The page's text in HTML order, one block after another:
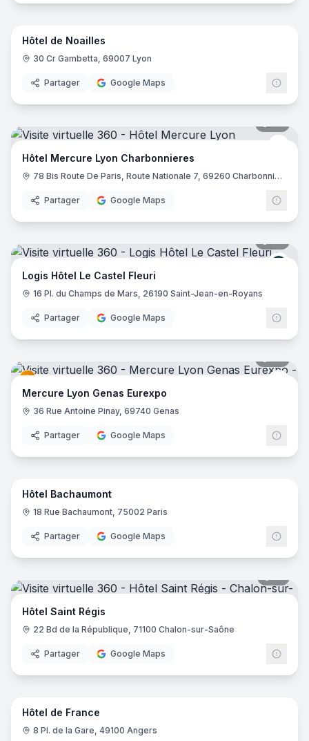
17
Hôtel de Noailles
30 Cr Gambetta, 69007 Lyon
Partager Google Maps
Hôtel Mercure Lyon Charbonnieres
78 Bis Route De Paris, Route Nationale 7, 69260 Charbonnières-les-Bains
Partager Google Maps
Logis Hôtel Le Castel Fleuri
16 Pl. du Champs de Mars, 26190 Saint-Jean-en-Royans
Partager Google Maps
Mercure Lyon Genas Eurexpo
36 Rue Antoine Pinay, 69740 Genas
Partager Google Maps
10
Hôtel Bachaumont
18 Rue Bachaumont, 75002 Paris
Partager Google Maps
Hôtel Saint Régis
22 Bd de la République, 71100 Chalon-sur-Saône
Partager Google Maps
8
Hôtel de France
8 Pl. de la Gare, 49100 Angers